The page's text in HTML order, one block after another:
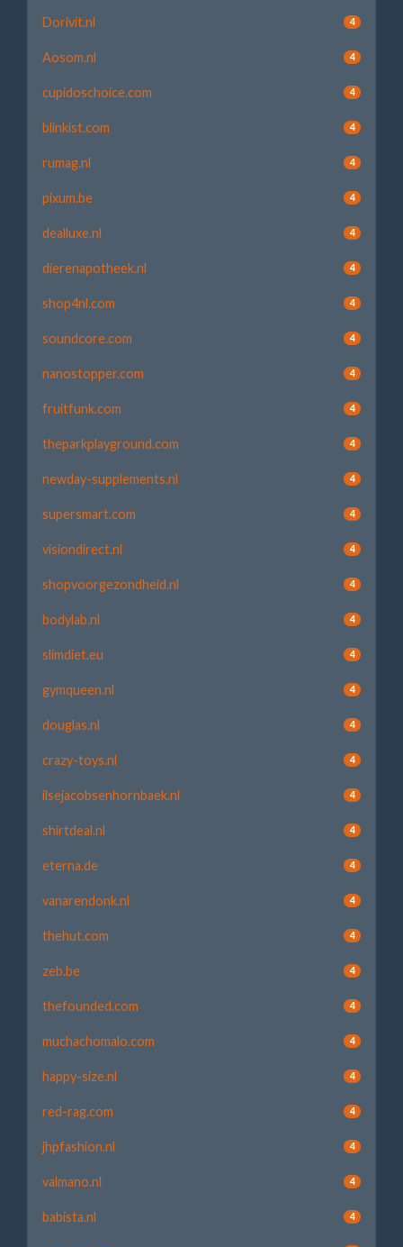
Dorivit.nl 4
Aosom.nl 4
cupidoschoice.com 4
blinkist.com 4
rumag.nl 4
pixum.be 4
dealluxe.nl 4
dierenapotheek.nl 4
shop4nl.com 4
soundcore.com 4
nanostopper.com 4
fruitfunk.com 4
theparkplayground.com 4
newday-supplements.nl 4
supersmart.com 4
visiondirect.nl 4
shopvoorgezondheid.nl 4
bodylab.nl 4
slimdiet.eu 4
gymqueen.nl 4
douglas.nl 4
crazy-toys.nl 4
ilsejacobsenhornbaek.nl 4
shirtdeal.nl 4
eterna.de 4
vanarendonk.nl 4
thehut.com 4
zeb.be 4
thefounded.com 4
muchachomalo.com 4
happy-size.nl 4
red-rag.com 4
jhpfashion.nl 4
valmano.nl 4
babista.nl 4